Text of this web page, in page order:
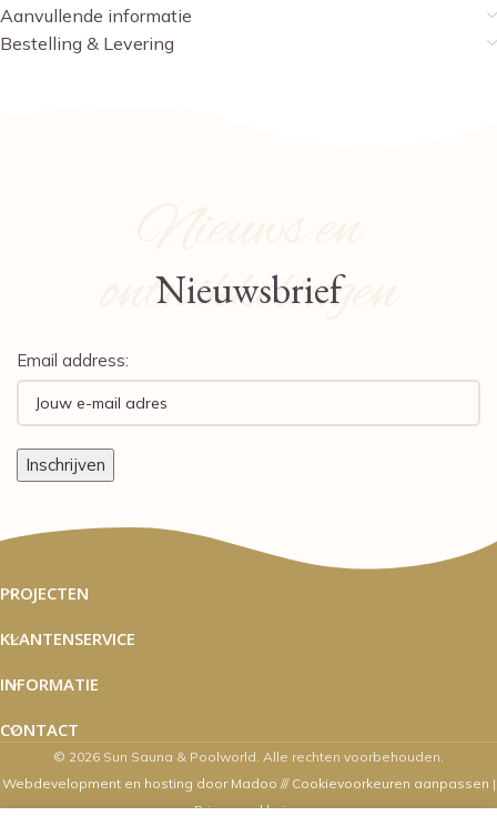
Aanvullende informatie
Bestelling & Levering
Nieuws en
ontwikkelingen
Nieuwsbrief
Email address:
PROJECTEN
KLANTENSERVICE
INFORMATIE
CONTACT
© 2026 Sun Sauna & Poolworld. Alle rechten voorbehouden.
Webdevelopment en hosting door Madoo /// Cookievoorkeuren aanpassen |
Privacyverklaring